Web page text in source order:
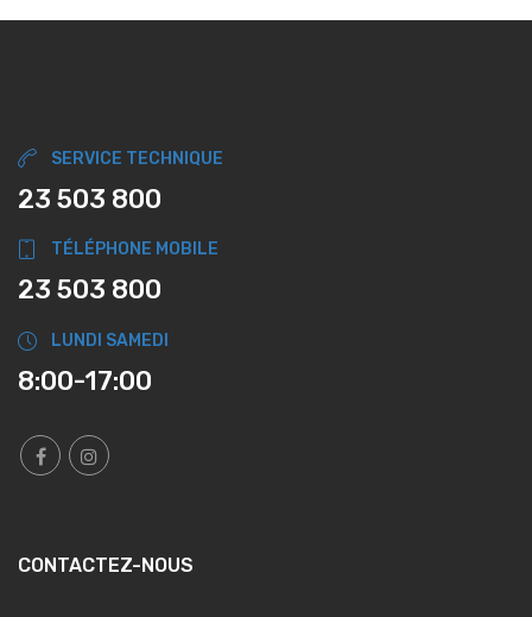
SERVICE TECHNIQUE
23 503 800
TÉLÉPHONE MOBILE
23 503 800
LUNDI SAMEDI
8:00-17:00
CONTACTEZ-NOUS